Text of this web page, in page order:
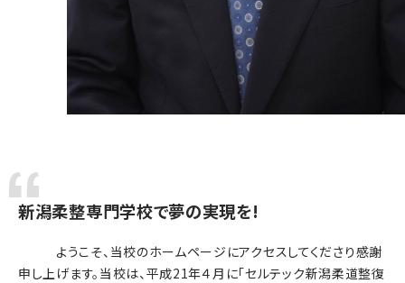
新潟柔整専門学校で夢の実現を!
ようこそ、当校のホームページにアクセスしてくださり感謝
申し上げます。当校は、平成21年４月に「セルテック新潟柔道整復